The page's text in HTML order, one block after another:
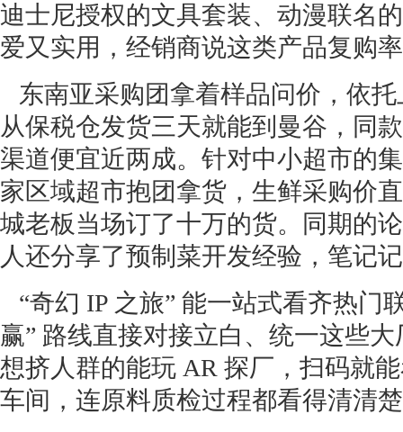
迪士尼授权的文具套装、动漫联名
爱又实用，经销商说这类产品复购
东南亚采购团拿着样品问价，依
从保税仓发货三天就能到曼谷，同
渠道便宜近两成。针对中小超市的
家区域超市抱团拿货，生鲜采购价
城老板当场订了十万的货。同期的
人还分享了预制菜开发经验，笔记
“奇幻 IP 之旅” 能一站式看齐热门
赢” 路线直接对接立白、统一这些
想挤人群的能玩 AR 探厂，扫码就
车间，连原料质检过程都看得清清